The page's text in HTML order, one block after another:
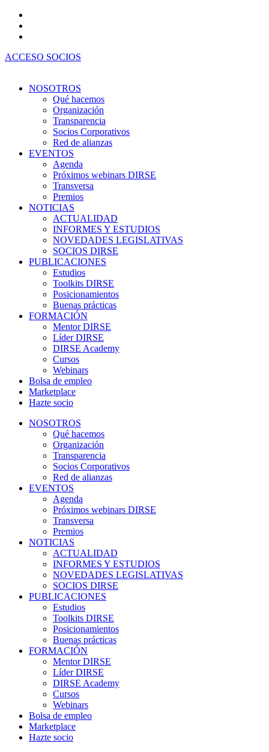
contenido
ACCESO SOCIOS
NOSOTROS
Qué hacemos
Organización
Transparencia
Socios Corporativos
Red de alianzas
EVENTOS
Agenda
Próximos webinars DIRSE
Transversa
Premios
NOTICIAS
ACTUALIDAD
INFORMES Y ESTUDIOS
NOVEDADES LEGISLATIVAS
SOCIOS DIRSE
PUBLICACIONES
Estudios
Toolkits DIRSE
Posicionamientos
Buenas prácticas
FORMACIÓN
Mentor DIRSE
Líder DIRSE
DIRSE Academy
Cursos
Webinars
Bolsa de empleo
Marketplace
Hazte socio
NOSOTROS
Qué hacemos
Organización
Transparencia
Socios Corporativos
Red de alianzas
EVENTOS
Agenda
Próximos webinars DIRSE
Transversa
Premios
NOTICIAS
ACTUALIDAD
INFORMES Y ESTUDIOS
NOVEDADES LEGISLATIVAS
SOCIOS DIRSE
PUBLICACIONES
Estudios
Toolkits DIRSE
Posicionamientos
Buenas prácticas
FORMACIÓN
Mentor DIRSE
Líder DIRSE
DIRSE Academy
Cursos
Webinars
Bolsa de empleo
Marketplace
Hazte socio